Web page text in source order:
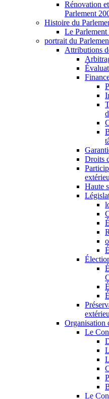
Rénovation
Parlement
Histoire du
Le Parlement
portrait du
Attributions
Droits
Haute
Organisation
Le
Le